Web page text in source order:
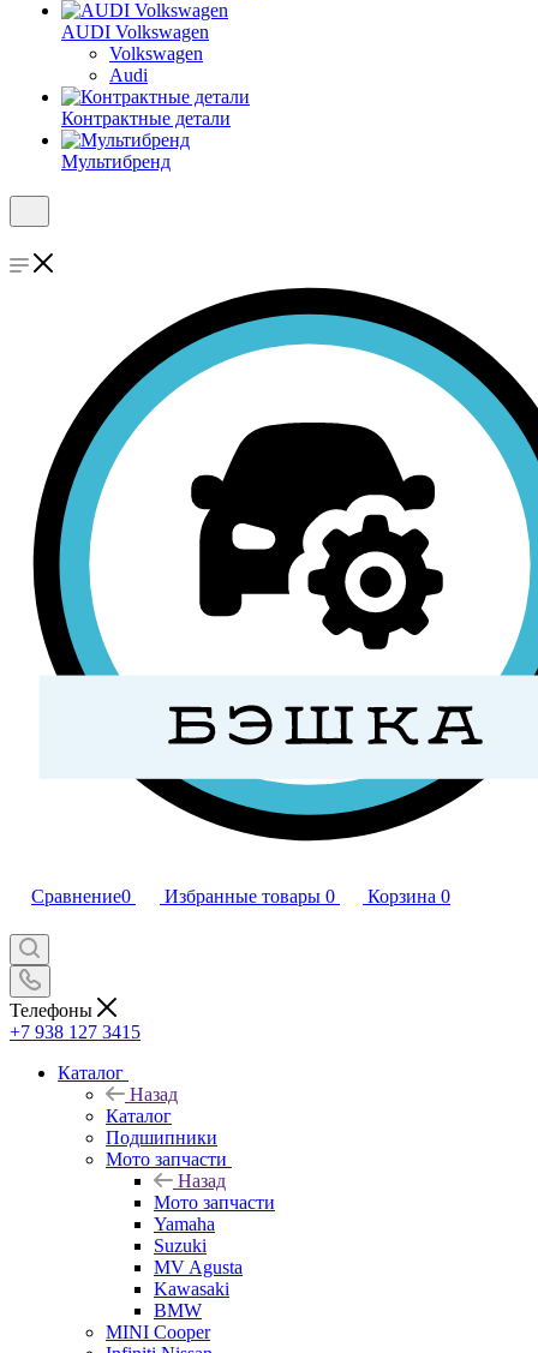
AUDI Volkswagen
Volkswagen
Audi
Контрактные детали
Мультибренд
Сравнение0 Избранные товары 0 Корзина 0
Телефоны
+7 938 127 3415
Каталог
Назад
Каталог
Подшипники
Мото запчасти
Назад
Мото запчасти
Yamaha
Suzuki
MV Agusta
Kawasaki
BMW
MINI Cooper